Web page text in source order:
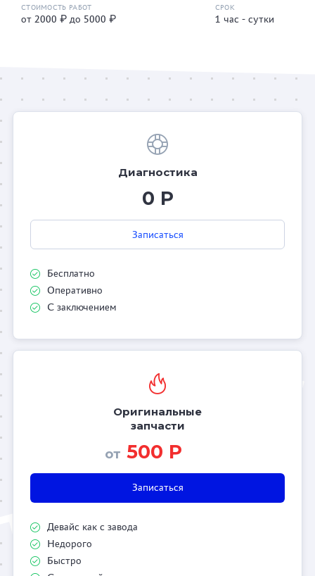
от 2000 ₽ до 5000 ₽ 1 час - сутки
Диагностика
0 Р
Записаться
Бесплатно
Оперативно
С заключением
Оригинальные
запчасти
от 500 Р
Записаться
Девайс как с завода
Недорого
Быстро